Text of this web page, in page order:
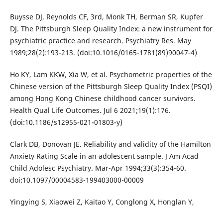
Buysse DJ, Reynolds CF, 3rd, Monk TH, Berman SR, Kupfer
DJ. The Pittsburgh Sleep Quality Index: a new instrument for
psychiatric practice and research. Psychiatry Res. May
1989;28(2):193-213. (doi:10.1016/0165-1781(89)90047-4)
Ho KY, Lam KKW, Xia W, et al. Psychometric properties of the
Chinese version of the Pittsburgh Sleep Quality Index (PSQI)
among Hong Kong Chinese childhood cancer survivors.
Health Qual Life Outcomes. Jul 6 2021;19(1):176.
(doi:10.1186/s12955-021-01803-y)
Clark DB, Donovan JE. Reliability and validity of the Hamilton
Anxiety Rating Scale in an adolescent sample. J Am Acad
Child Adolesc Psychiatry. Mar-Apr 1994;33(3):354-60.
doi:10.1097/00004583-199403000-00009
Yingying S, Xiaowei Z, Kaitao Y, Conglong X, Honglan Y,